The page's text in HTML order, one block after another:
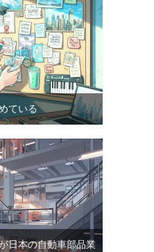
ている
日本の自動車部品業